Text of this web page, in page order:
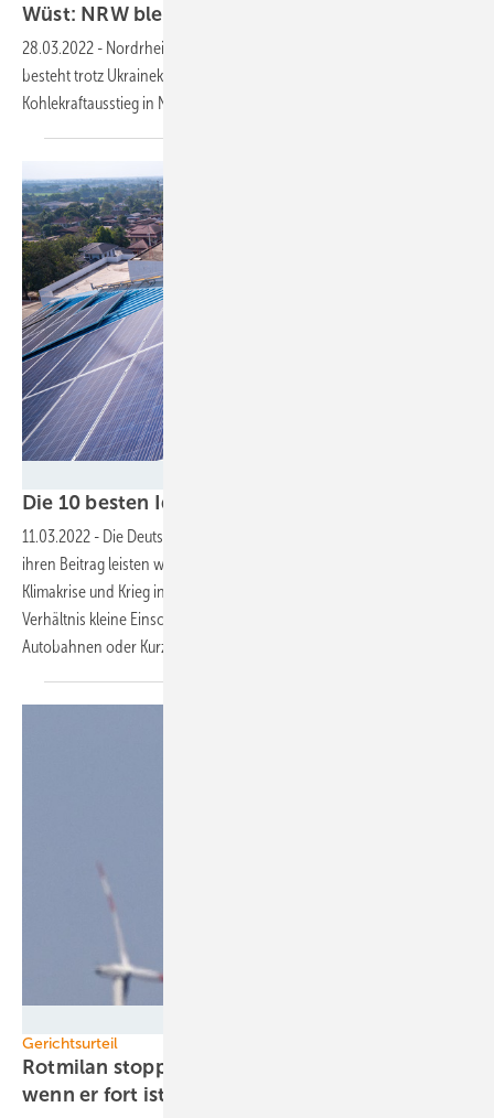
Wüst: NRW bleibt bei früherem Kohlekraftaustieg
28.03.2022 - Nordrhein-Westfalens Ministerpräsident Hendrik Wüst
besteht trotz Ukrainekrieg vor der Landtagswahl im Mai auf dem
Kohlekraftausstieg in NRW bis
Die 10 besten Ideen für Unabhängigkeit von
11.03.2022 - Die Deutsche Umwelthilfe sagt, dass eine große Mehrheit
ihren Beitrag leisten will bei der Energieversorgung angesichts von
Klimakrise und Krieg in der Ukraine. Die Bundesregierung müsse im
Verhältnis kleine Einschnitte machen und das Rasen auf deutschen
Autobahnen oder Kurzstreckenflüge
Gerichtsurteil
Rotmilan stoppt Windenergieanlage – auch
wenn er fort ist